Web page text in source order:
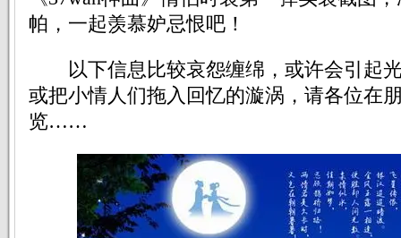
帕，一起羡慕妒忌恨吧！
以下信息比较哀怨缠绵，或许会引起
或把小情人们拖入回忆的漩涡，请各位在
览……